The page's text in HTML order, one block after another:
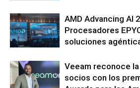
AMD Advancing AI
Procesadores
soluciones
Veeam reconoce
socios con los